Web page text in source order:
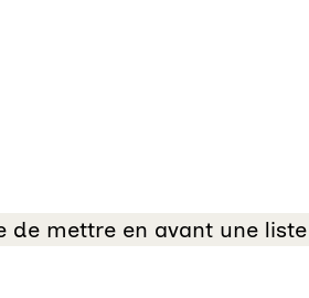
mettre en avant une